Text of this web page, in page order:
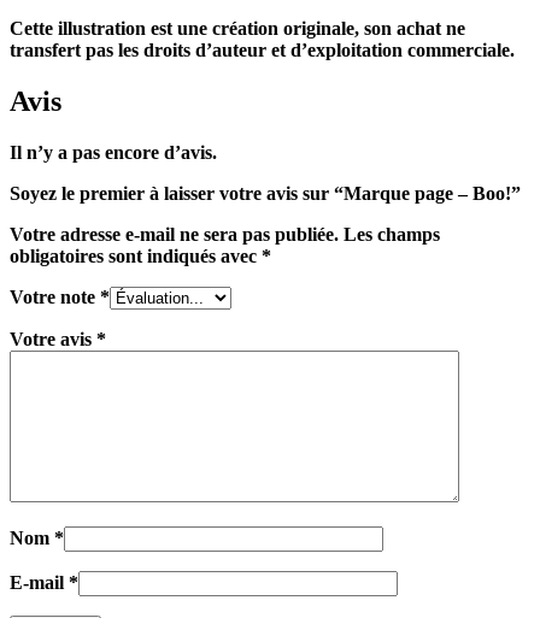
Cette illustration est une création originale, son achat ne
transfert pas les droits d’auteur et d’exploitation commerciale.
Avis
Il n’y a pas encore d’avis.
Soyez le premier à laisser votre avis sur “Marque page – Boo!”
Votre adresse e-mail ne sera pas publiée. Les champs
obligatoires sont indiqués avec *
Votre note *
Votre avis *
Nom *
E-mail *